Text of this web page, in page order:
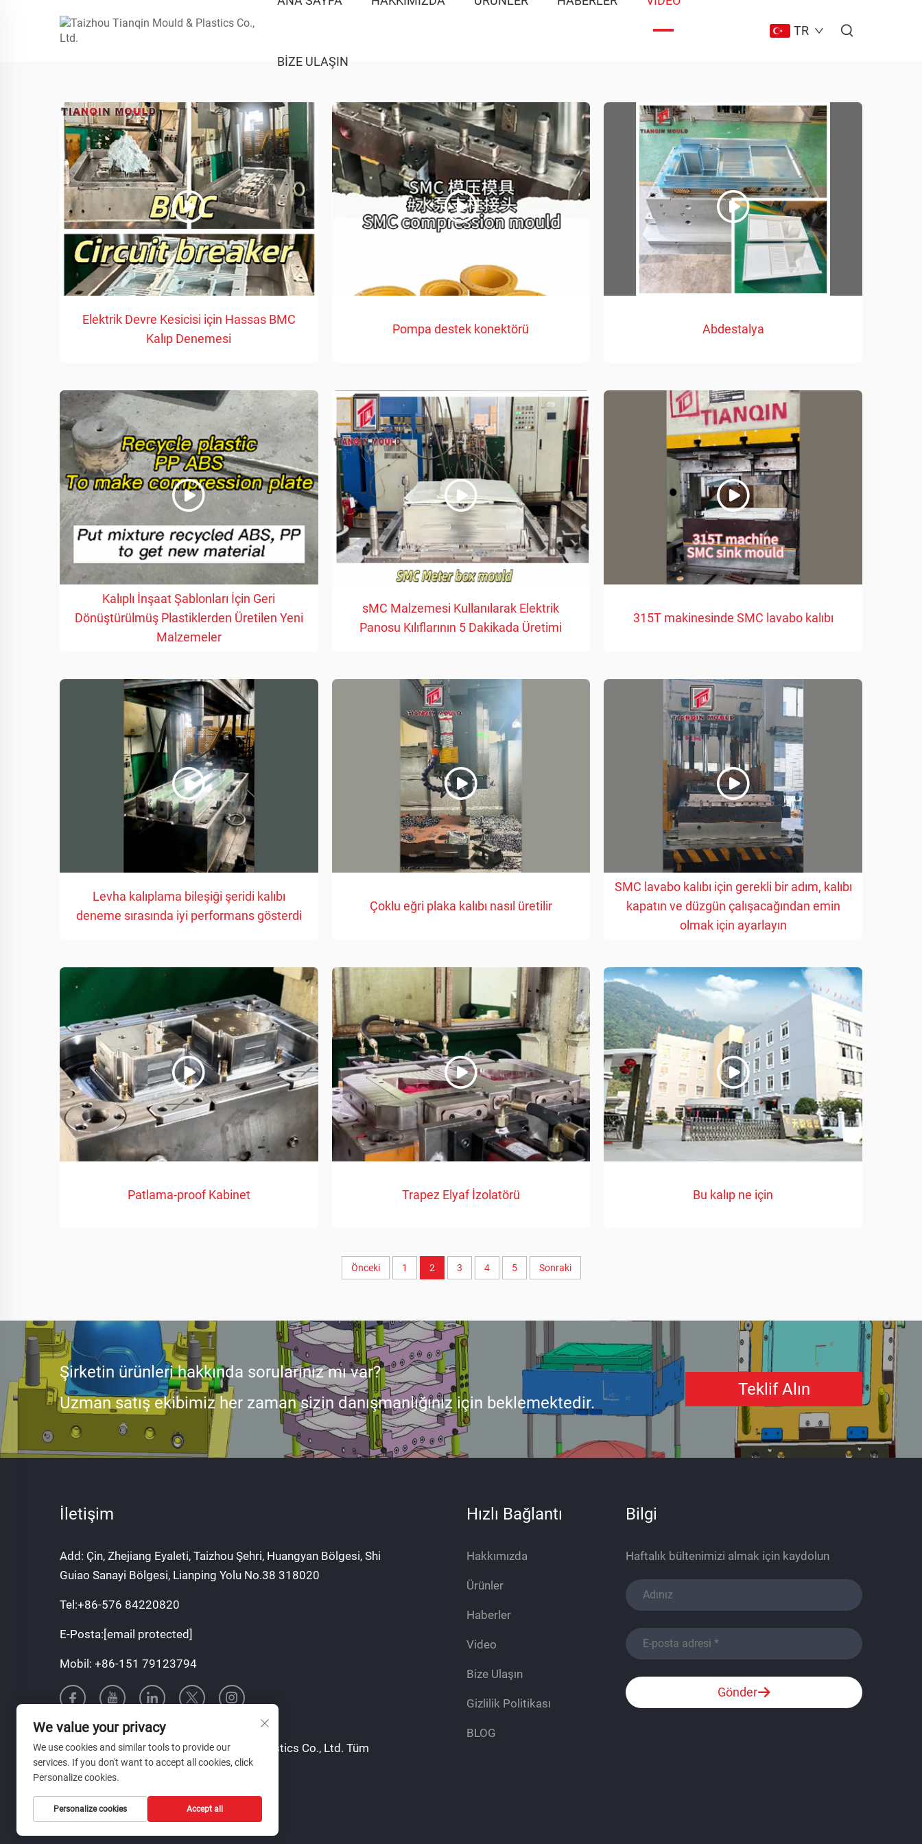
BIZE ULAŞIN
TR
Elektrik Devre Kesicisi için Hassas BMC
Kalıp Denemesi
Pompa destek konektörü Abdestalya
Kalıplı İnşaat Şablonları İçin Geri
Dönüştürülmüş Plastiklerden Üretilen Yeni
Malzemeler
sMC Malzemesi Kullanılarak Elektrik
Panosu Kılıflarının 5 Dakikada Üretimi
315T makinesinde SMC lavabo kalıbı
Levha kalıplama bileşiği şeridi kalıbı
deneme sırasında iyi performans gösterdi
Çoklu eğri plaka kalıbı nasıl üretilir
SMC lavabo kalıbı için gerekli bir adım, kalıbı
kapatın ve düzgün çalışacağından emin
olmak için ayarlayın
Patlama-proof Kabinet Trapez Elyaf İzolatörü Bu kalıp ne için
Önceki 1 2 3 4 5 Sonraki
Şirketin ürünleri hakkında sorularınız mı var?
Uzman satış ekibimiz her zaman sizin danışmanlığınız için beklemektedir.
Teklif Alın
İletişim
Add: Çin, Zhejiang Eyaleti, Taizhou Şehri, Huangyan Bölgesi, Shi
Guiao Sanayi Bölgesi, Lianping Yolu No.38 318020
Tel:+86-576 84220820
E-Posta:[email protected]
Mobil: +86-151 79123794
Telif Hakkı © Taizhou Tianqin Mould & Plastics Co., Ltd. Tüm
Hakları Saklıdır
Hızlı Bağlantı
Hakkımızda
Ürünler
Haberler
Video
Bize Ulaşın
Gizlilik Politikası
BLOG
Bilgi
Haftalık bültenimizi almak için kaydolun
Gönder
We value your privacy
We use cookies and similar tools to provide our
services. If you don't want to accept all cookies, click
Personalize cookies.
Personalize cookies Accept all